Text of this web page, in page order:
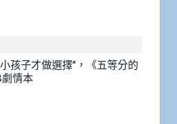
孩子才做選擇”，《五等分的
情本